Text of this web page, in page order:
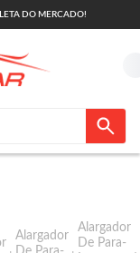
DO MERCADO!
Alargador
Alargador
De Para-